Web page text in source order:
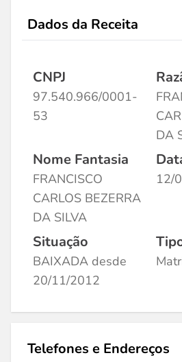
Dados da Receita
CNPJ
97.540.966/0001-
53
DA
Nome Fantasia
FRANCISCO
CARLOS BEZERRA
DA SILVA
12/
Situação
BAIXADA desde
20/11/2012
Telefones e Endereços